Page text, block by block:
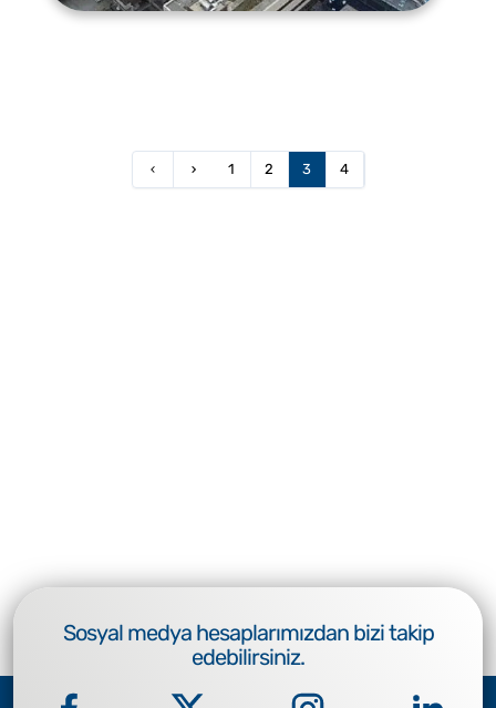
1 2 3 4
Sosyal medya hesaplarımızdan bizi takip
edebilirsiniz.